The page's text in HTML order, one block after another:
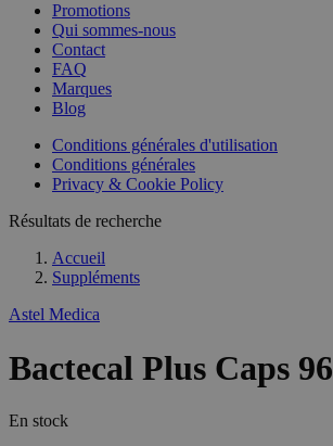
Promotions
Qui sommes-nous
Contact
FAQ
Marques
Blog
Conditions générales d'utilisation
Conditions générales
Privacy & Cookie Policy
Résultats de recherche
Accueil
Suppléments
Astel Medica
Bactecal Plus Caps 96
En stock